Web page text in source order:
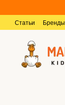
Статьи Бренды